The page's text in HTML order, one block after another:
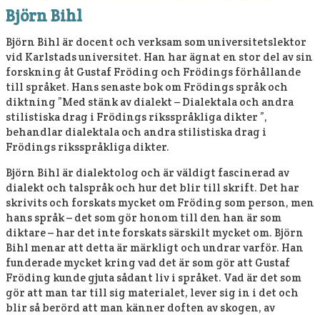
Björn Bihl
Björn Bihl är docent och verksam som universitetslektor
vid Karlstads universitet. Han har ägnat en stor del av sin
forskning åt Gustaf Fröding och Frödings förhållande
till språket. Hans senaste bok om Frödings språk och
diktning ”Med stänk av dialekt – Dialektala och andra
stilistiska drag i Frödings riksspråkliga dikter ”,
behandlar dialektala och andra stilistiska drag i
Frödings riksspråkliga dikter.
Björn Bihl är dialektolog och är väldigt fascinerad av
dialekt och talspråk och hur det blir till skrift. Det har
skrivits och forskats mycket om Fröding som person, men
hans språk – det som gör honom till den han är som
diktare – har det inte forskats särskilt mycket om. Björn
Bihl menar att detta är märkligt och undrar varför. Han
funderade mycket kring vad det är som gör att Gustaf
Fröding kunde gjuta sådant liv i språket. Vad är det som
gör att man tar till sig materialet, lever sig in i det och
blir så berörd att man känner doften av skogen, av